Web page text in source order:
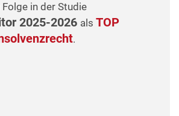
in der Studie
2025-2026 als TOP
.